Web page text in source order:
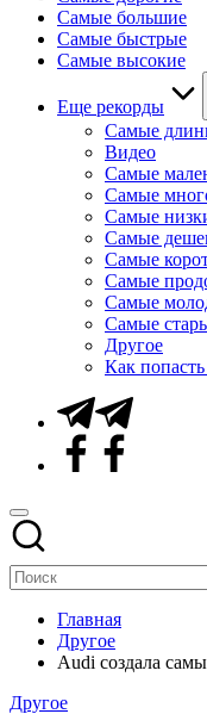
Самые большие
Самые быстрые
Самые высокие
Еще рекорды
Самые
Видео
Самые
Самые
Самые
Самые
Самые
Самые
Самые
Самые
Другое
Как
Telegram
Facebook
Главная
Другое
Audi создала
Опубликовано
Другое